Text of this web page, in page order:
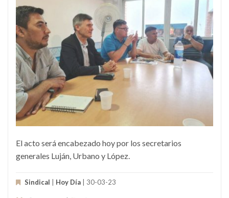
El acto será encabezado hoy por los secretarios
generales Luján, Urbano y López.
Sindical | Hoy Día | 30-03-23